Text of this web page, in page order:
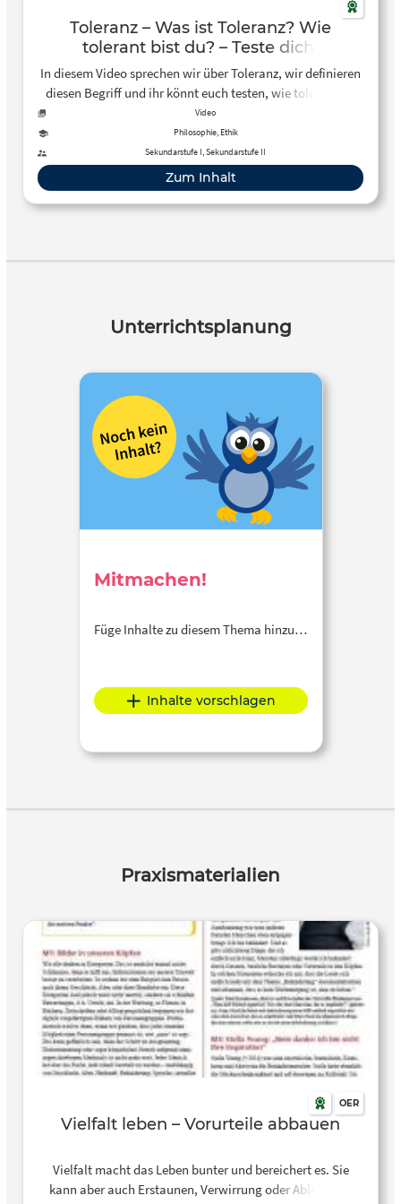
Toleranz – Was ist Toleranz? Wie
tolerant bist du? – Teste dich!
In diesem Video sprechen wir über Toleranz, wir definieren
diesen Begriff und ihr könnt euch testen, wie tolerant ihr
seid! Viel Spaß!
Video
Philosophie, Ethik
Sekundarstufe I, Sekundarstufe II
Zum Inhalt
Unterrichtsplanung
Mitmachen!
Füge Inhalte zu diesem Thema hinzu…
Inhalte vorschlagen
Praxismaterialien
OER
Vielfalt leben – Vorurteile abbauen
Vielfalt macht das Leben bunter und bereichert es. Sie
kann aber auch Erstaunen, Verwirrung oder Ablehnung